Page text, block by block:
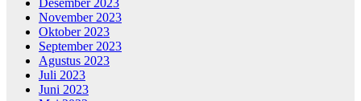
November 2023
Oktober 2023
September 2023
Agustus 2023
Juli 2023
Juni 2023